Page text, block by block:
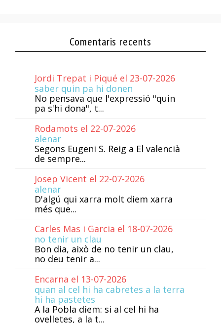
Comentaris recents
Jordi Trepat i Piqué el 23-07-2026
saber quin pa hi donen
No pensava que l'expressió "quin
pa s'hi dona", t...
Rodamots el 22-07-2026
alenar
Segons Eugeni S. Reig a El valencià
de sempre...
Josep Vicent el 22-07-2026
alenar
D'algú qui xarra molt diem xarra
més que...
Carles Mas i Garcia el 18-07-2026
no tenir un clau
Bon dia, això de no tenir un clau,
no deu tenir a...
Encarna el 13-07-2026
quan al cel hi ha cabretes a la terra
hi ha pastetes
A la Pobla diem: si al cel hi ha
ovelletes, a la t...